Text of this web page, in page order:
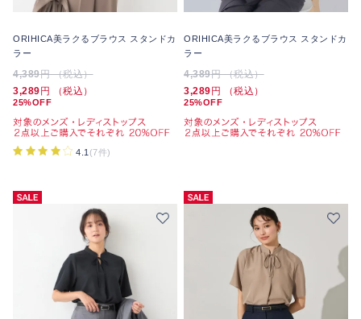
ORIHICA美ラクるブラウス スタンドカ
ラー
4,389円 （税込）
3,289 円 （税込）
25%OFF
4.1 (7件)
ORIHICA美ラクるブラウス スタンドカ
ラー
4,389円 （税込）
3,289 円 （税込）
25%OFF